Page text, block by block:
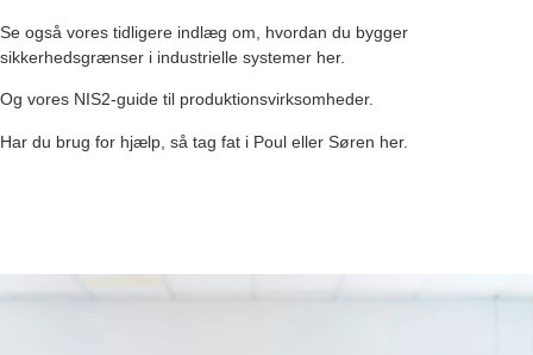
Se også vores tidligere indlæg om, hvordan du bygger
sikkerhedsgrænser i industrielle systemer her.
Og vores NIS2-guide til produktionsvirksomheder.
Har du brug for hjælp, så tag fat i Poul eller Søren her.